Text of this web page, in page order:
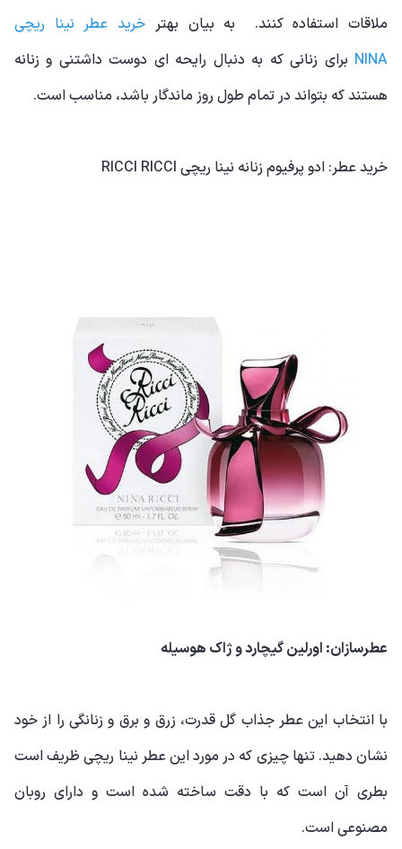
ملاقات استفاده کنند. به بیان بهتر خرید عطر نینا ریچی
NINA برای زنانی که به دنبال رایحه ای دوست داشتنی و زنانه
هستند که بتواند در تمام طول روز ماندگار باشد، مناسب است.
خرید عطر: ادو پرفیوم زنانه نینا ریچی RICCI RICCI‎
عطرسازان: اورلین گیچارد و ژاک هوسیله
با انتخاب این عطر جذاب گل قدرت، زرق و برق و زنانگی را از خود
نشان دهید. تنها چیزی که در مورد این عطر نینا ریچی ظریف است
بطری آن است که با دقت ساخته شده است و دارای روبان
مصنوعی است.